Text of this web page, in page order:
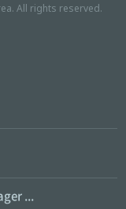
All rights reserved.
...